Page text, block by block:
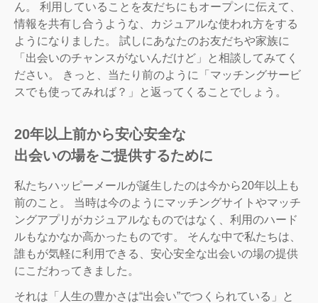
ん。 利用していることを友だちにもオープンに伝えて、
情報を共有し合うような、カジュアルな使われ方をする
ようになりました。 試しにあなたのお友だちや家族に
「出会いのチャンスがないんだけど」と相談してみてく
ださい。 きっと、当たり前のように「マッチングサービ
スでも使ってみれば？」と返ってくることでしょう。
20年以上前から安心安全な
出会いの場をご提供するために
私たちハッピーメールが誕生したのは今から20年以上も
前のこと。 当時は今のようにマッチングサイトやマッチ
ングアプリがカジュアルなものではなく、利用のハード
ルもなかなか高かったものです。 そんな中で私たちは、
誰もが気軽に利用できる、安心安全な出会いの場の提供
にこだわってきました。
それは「人生の豊かさは“出会い”でつくられている」と